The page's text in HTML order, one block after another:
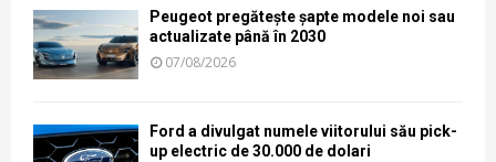
Peugeot pregătește șapte modele noi sau
actualizate până în 2030
07/08/2026
Ford a divulgat numele viitorului său pick-
up electric de 30.000 de dolari